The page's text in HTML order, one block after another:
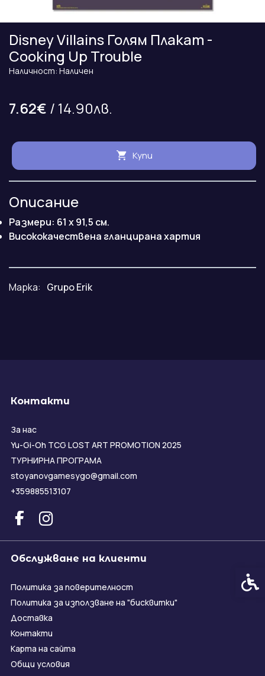
Disney Villains Голям Плакат -
Cooking Up Trouble
Наличност: Наличен
7.62€ / 14.90лв.
Купи
Описание
Размери: 61 x 91,5 см.
Висококачествена гланцирана хартия
Марка: Grupo Erik
Контакти
За нас
Yu-Gi-Oh TCG LOST ART PROMOTION 2025
ТУРНИРНА ПРОГРАМА
stoyanovgamesygo@gmail.com
+359885513107
Обслужване на клиенти
Политика за поверителност
Политика за използване на "бисквитки"
Доставка
Контакти
Карта на сайта
Общи условия